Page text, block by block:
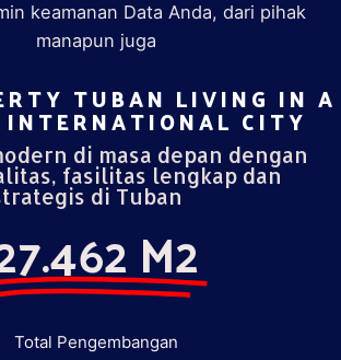
keamanan Data Anda, dari pihak
manapun juga
TUBAN LIVING IN A
INTERNATIONAL CITY​
di masa depan dengan
fasilitas lengkap dan
di Tuban
M2
Total Pengembangan